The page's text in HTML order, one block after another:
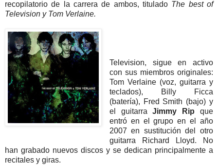
recopilatorio de la carrera de ambos, titulado The best of
Television y Tom Verlaine.
Television, sigue en activo
con sus miembros originales:
Tom Verlaine (voz, guitarra y
teclados), Billy Ficca
(batería), Fred Smith (bajo) y
el guitarraJimmy Rip que
entró en el grupo en el año
2007 en sustitución del otro
guitarra Richard Lloyd. No
han grabado nuevos discos y se dedican principalmente a
recitales y giras.